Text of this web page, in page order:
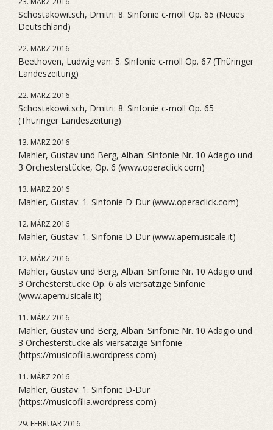
Schostakowitsch, Dmitri: 8. Sinfonie c-moll Op. 65 (Neues
Deutschland)
22. MÄRZ 2016
Beethoven, Ludwig van: 5. Sinfonie c-moll Op. 67 (Thüringer
Landeszeitung)
22. MÄRZ 2016
Schostakowitsch, Dmitri: 8. Sinfonie c-moll Op. 65
(Thüringer Landeszeitung)
13. MÄRZ 2016
Mahler, Gustav und Berg, Alban: Sinfonie Nr. 10 Adagio und
3 Orchesterstücke, Op. 6 (www.operaclick.com)
13. MÄRZ 2016
Mahler, Gustav: 1. Sinfonie D-Dur (www.operaclick.com)
12. MÄRZ 2016
Mahler, Gustav: 1. Sinfonie D-Dur (www.apemusicale.it)
12. MÄRZ 2016
Mahler, Gustav und Berg, Alban: Sinfonie Nr. 10 Adagio und
3 Orchesterstücke Op. 6 als viersätzige Sinfonie
(www.apemusicale.it)
11. MÄRZ 2016
Mahler, Gustav und Berg, Alban: Sinfonie Nr. 10 Adagio und
3 Orchesterstücke als viersätzige Sinfonie
(https://musicofilia.wordpress.com)
11. MÄRZ 2016
Mahler, Gustav: 1. Sinfonie D-Dur
(https://musicofilia.wordpress.com)
29. FEBRUAR 2016